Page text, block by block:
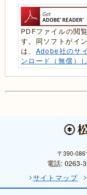
PDFファイルの閲
す。同ソフトがイ
は、 Adobe社のサ
ンロード（無償）
〒390-
電話: 0263-
サイトマップ